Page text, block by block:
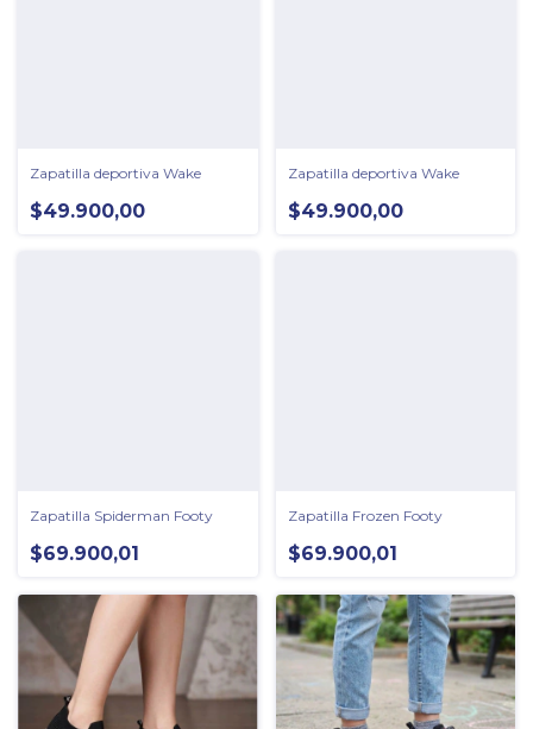
Zapatilla deportiva Wake
$49.900,00
Zapatilla deportiva Wake
$49.900,00
Zapatilla Spiderman Footy
$69.900,01
Zapatilla Frozen Footy
$69.900,01